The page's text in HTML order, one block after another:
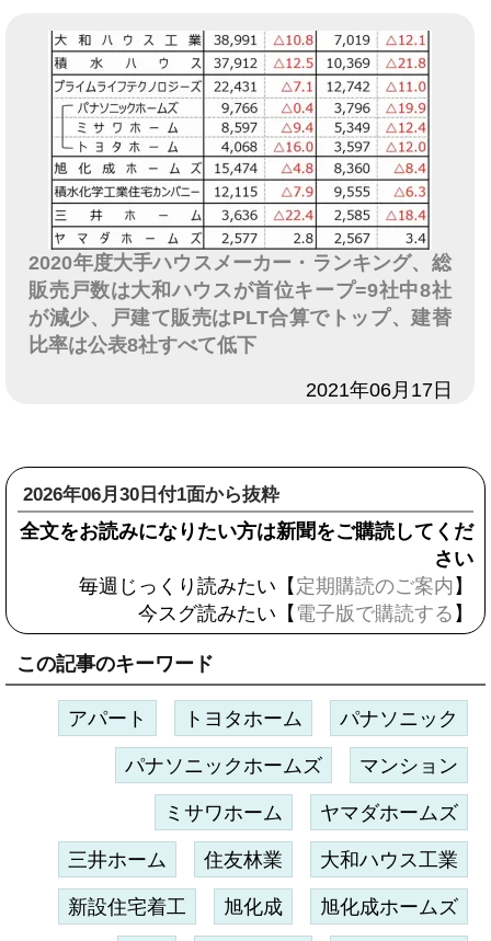
2020年度大手ハウスメーカー・ランキング、総
販売戸数は大和ハウスが首位キープ=9社中8社
が減少、戸建て販売はPLT合算でトップ、建替
比率は公表8社すべて低下
2021年06月17日
2026年06月30日付1面から抜粋
全文をお読みになりたい方は新聞をご購読してくだ
さい
毎週じっくり読みたい【 定期購読のご案内 】
今スグ読みたい【 電子版で購読する 】
この記事のキーワード
アパート トヨタホーム パナソニック
パナソニックホームズ マンション
ミサワホーム ヤマダホームズ
三井ホーム 住友林業 大和ハウス工業
新設住宅着工 旭化成 旭化成ホームズ